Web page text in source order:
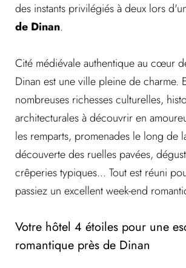
des instants privilégiés à deux lors
de Dinan.
Cité médiévale authentique au cœur
Dinan est une ville pleine de charme.
nombreuses richesses culturelles,
architecturales à découvrir en
les remparts, promenades le long de
découverte des ruelles pavées,
crêperies typiques... Tout est réuni
passiez un excellent week-end
Votre hôtel 4 étoiles pour une
romantique près de Dinan